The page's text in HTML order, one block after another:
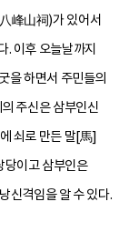
峰山祠)가 있어서
. 이후 오늘날까지
을 하면서 주민들의
주신은 삼부인신
쇠로 만든 말[馬]
당이고 삼부인은
신격임을 알 수 있다.